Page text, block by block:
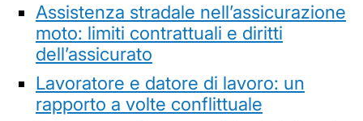
Assistenza stradale nell’assicurazione
moto: limiti contrattuali e diritti
dell’assicurato
Lavoratore e datore di lavoro: un
rapporto a volte conflittuale